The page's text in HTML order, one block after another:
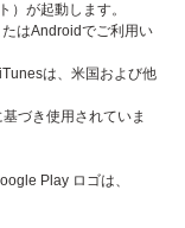
）が起動します。
はAndroidでご利用い
は、米国および他
づき使用されていま
Play ロゴは、